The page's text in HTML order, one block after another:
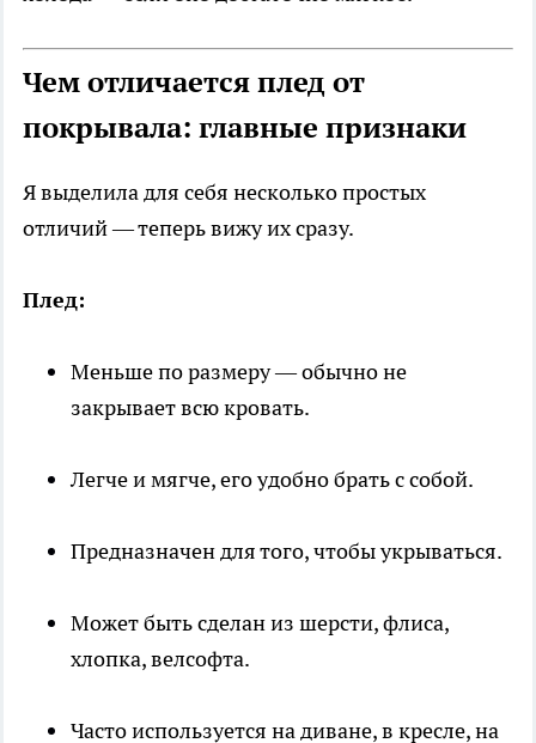
Чем отличается плед от
покрывала: главные признаки
Я выделила для себя несколько простых
отличий — теперь вижу их сразу.
Плед:
Меньше по размеру — обычно не
закрывает всю кровать.
Легче и мягче, его удобно брать с собой.
Предназначен для того, чтобы укрываться.
Может быть сделан из шерсти, флиса,
хлопка, велсофта.
Часто используется на диване, в кресле, на